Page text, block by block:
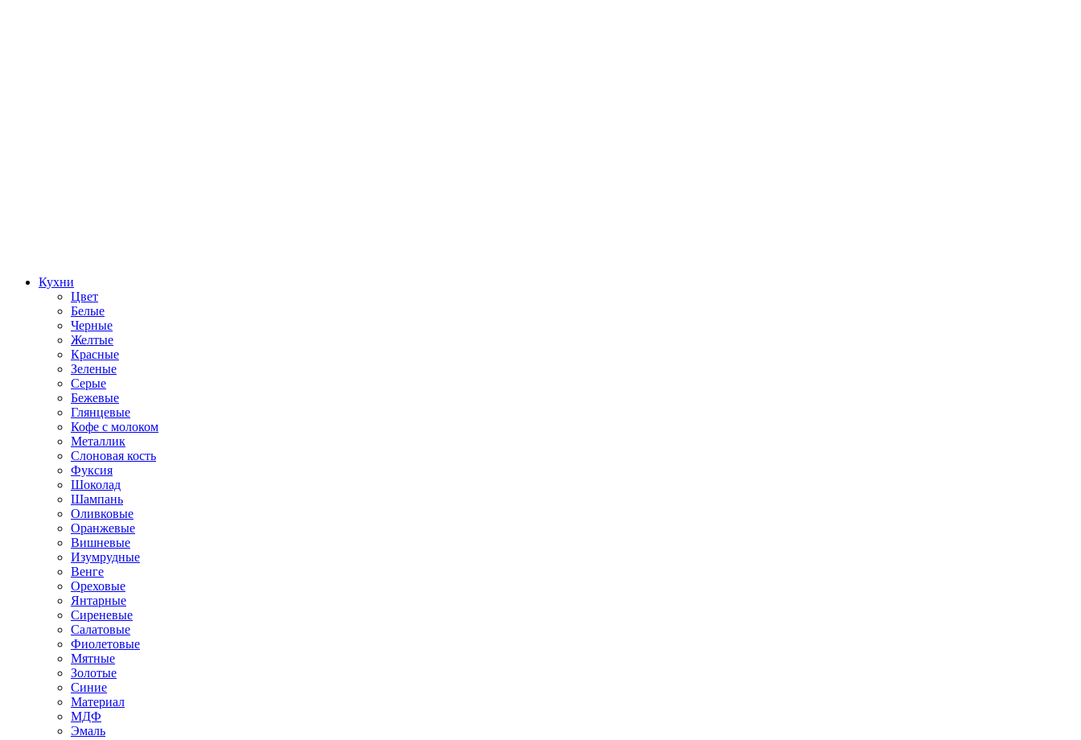
Кухни
Цвет
Белые
Черные
Желтые
Красные
Зеленые
Серые
Бежевые
Глянцевые
Кофе с молоком
Металлик
Слоновая кость
Фуксия
Шоколад
Шампань
Оливковые
Оранжевые
Вишневые
Изумрудные
Венге
Ореховые
Янтарные
Сиреневые
Салатовые
Фиолетовые
Мятные
Золотые
Синие
Материал
МДФ
Эмаль